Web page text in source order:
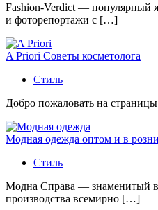
Fashion-Verdict — популярный
и фоторепортажи с […]
A Priori Советы косметолога
Стиль
Добро пожаловать на
Модная одежда оптом и в
Стиль
Модна Справа — знаменитый
производства всемирно […]